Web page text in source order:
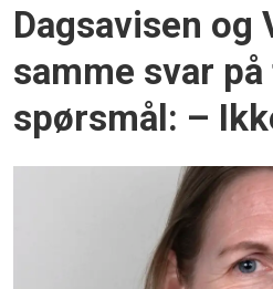
Dagsavisen og
samme svar
spørsmål: –